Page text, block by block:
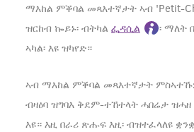
ማእከል ምቕባል መጻእተኛታት ኣብ 'Petit-
ዝርከብ ኰይኑ፡ ብትካል ፌዳሲል
፡ ማለት
ኣካል፡ እዩ ዝካየድ።
ኣብ ማእከል ምቕባል መጻእተኛታት
ብዛዕባ ዝግባእ ቅደም-ተኸተላት ሓበሬታ
እዩ። እዚ በራሪ ጽሑፍ እዚ፡ ብዝተፈላለዩ